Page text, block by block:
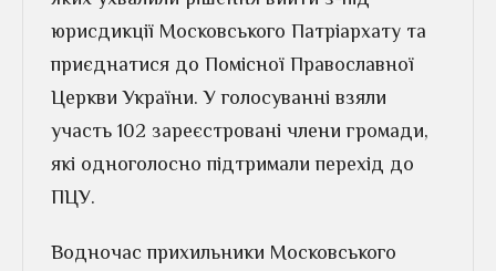
юрисдикції Московського Патріархату та
приєднатися до Помісної Православної
Церкви України. У голосуванні взяли
участь 102 зареєстровані члени громади,
які одноголосно підтримали перехід до
ПЦУ.
Водночас прихильники Московського